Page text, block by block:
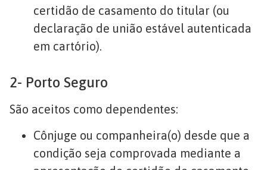
certidão de casamento do titular (ou
declaração de união estável autenticada
em cartório).
2- Porto Seguro
São aceitos como dependentes:
Cônjuge ou companheira(o) desde que a
condição seja comprovada mediante a